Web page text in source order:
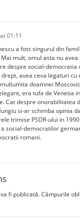
01:11
a fost singurul din
mult, omul asta nu
despre social-democratia
drept, avea ceva legaturi
doamnei
era tufa de Venetia
Cat despre onorabilitatea
si-ar schimba opinia
trimise PSDR-ului in
social-democratilor
romani.
fi publicată.Câmpurile